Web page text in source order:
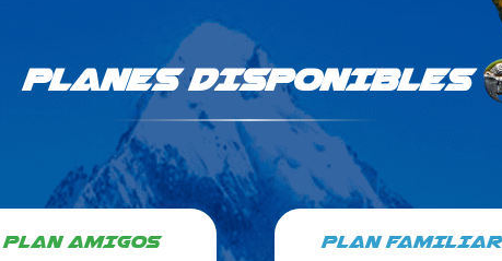
PLANES DISPONIBLES
PLAN AMIGOS PLAN FAMILIAR